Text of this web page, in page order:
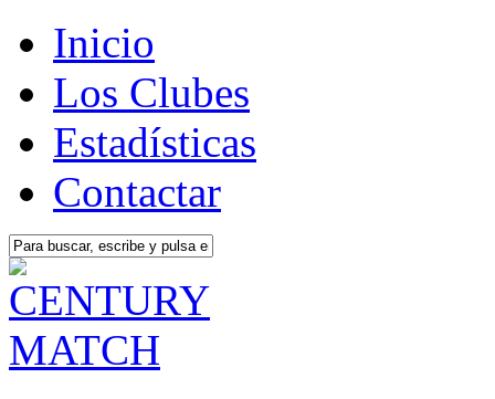
Inicio
Los Clubes
Estadísticas
Contactar